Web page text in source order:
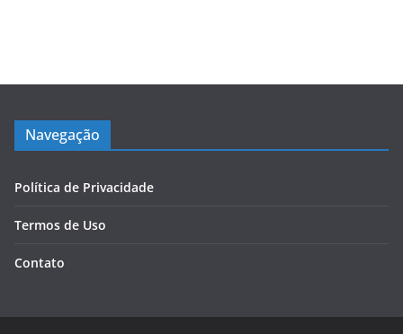
Navegação
Política de Privacidade
Termos de Uso
Contato